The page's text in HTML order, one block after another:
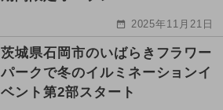
2025年11月21日
茨城県石岡市のいばらきフラワー
パークで冬のイルミネーションイ
ベント第2部スタート